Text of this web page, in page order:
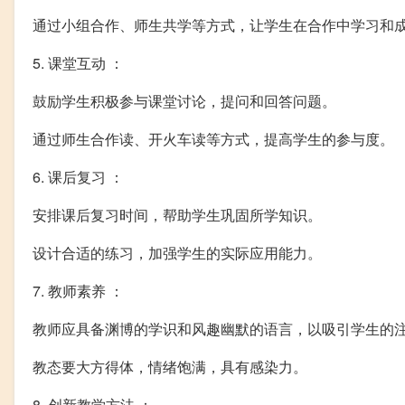
通过小组合作、师生共学等方式，让学生在合作中学习和成
5. 课堂互动 ：
鼓励学生积极参与课堂讨论，提问和回答问题。
通过师生合作读、开火车读等方式，提高学生的参与度。
6. 课后复习 ：
安排课后复习时间，帮助学生巩固所学知识。
设计合适的练习，加强学生的实际应用能力。
7. 教师素养 ：
教师应具备渊博的学识和风趣幽默的语言，以吸引学生的注
教态要大方得体，情绪饱满，具有感染力。